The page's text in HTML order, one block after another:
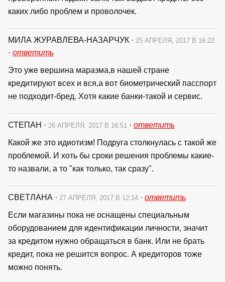
каких либо проблем и проволочек.
МИЛА ЖУРАВЛЕВА-НАЗАРЧУК · 25 АПРЕЛЯ, 2017 В 16:22
· ответить
Это уже вершина маразма,в нашей стране
кредитируют всех и вся,а вот биометрический пасспорт
не подходит-бред. Хотя какие банки-такой и сервис.
СТЕПАН · 26 АПРЕЛЯ, 2017 В 16:51 · ответить
Какой же это идиотизм! Подруга столкнулась с такой же
проблемой. И хоть бы сроки решения проблемы какие-
то назвали, а то "как только, так сразу".
СВЕТЛАНА · 27 АПРЕЛЯ, 2017 В 12:14 · ответить
Если магазины пока не оснащены специальным
оборудованием для идентификации личности, значит
за кредитом нужно обращаться в банк. Или не брать
кредит, пока не решится вопрос. А кредиторов тоже
можно понять.